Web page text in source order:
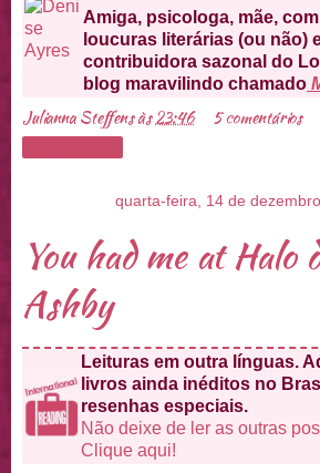
Amiga, psicologa, mãe,
loucuras literárias (ou não)
contribuidora sazonal do
blog maravilindo chamado
Julianna Steffensàs23:46 5 comentários
quarta-feira, 14 de
You had me at Halo
Ashby
Leituras em outra línguas.
livros ainda inéditos no
resenhas especiais.
Não deixe de ler as outras
Clique aqui!